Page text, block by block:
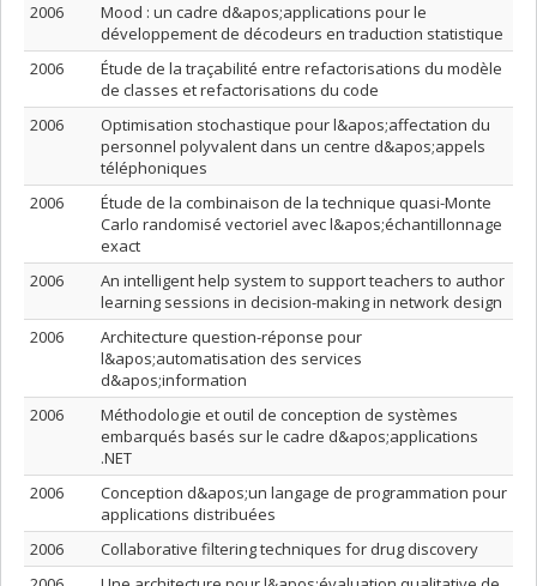
2006
Mood : un cadre d&apos;applications pour le
développement de décodeurs en traduction statistique
2006
Étude de la traçabilité entre refactorisations du modèle
de classes et refactorisations du code
2006
Optimisation stochastique pour l&apos;affectation du
personnel polyvalent dans un centre d&apos;appels
téléphoniques
2006
Étude de la combinaison de la technique quasi-Monte
Carlo randomisé vectoriel avec l&apos;échantillonnage
exact
2006
An intelligent help system to support teachers to author
learning sessions in decision-making in network design
2006
Architecture question-réponse pour
l&apos;automatisation des services
d&apos;information
2006
Méthodologie et outil de conception de systèmes
embarqués basés sur le cadre d&apos;applications
.NET
2006
Conception d&apos;un langage de programmation pour
applications distribuées
2006
Collaborative filtering techniques for drug discovery